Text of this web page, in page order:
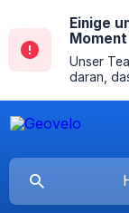
Einige
Unser
daran,